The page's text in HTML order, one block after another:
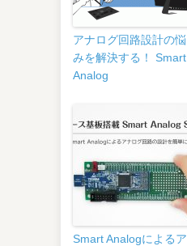
アナログ回路設計の悩
みを解決する！ Smart
Analog
Smart Analogによるア